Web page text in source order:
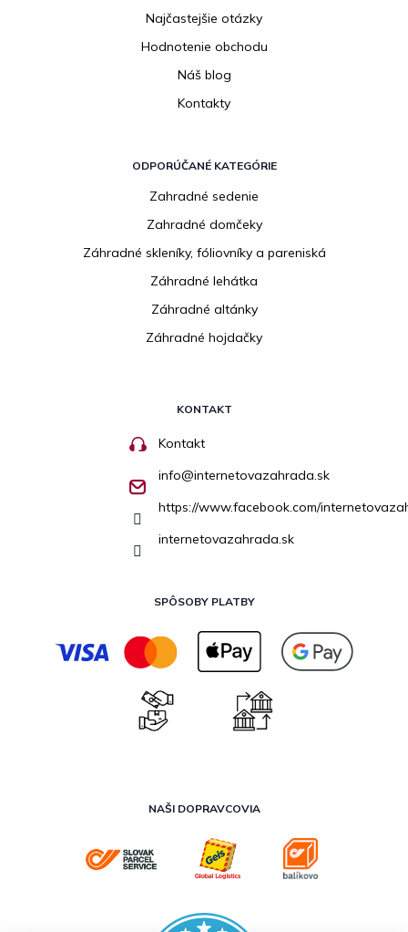
Najčastejšie otázky
Hodnotenie obchodu
Náš blog
Kontakty
ODPORÚČANÉ KATEGÓRIE
Zahradné sedenie
Zahradné domčeky
Záhradné skleníky, fóliovníky a pareniská
Záhradné lehátka
Záhradné altánky
Záhradné hojdačky
KONTAKT
Kontakt
info@internetovazahrada.sk
https://www.facebook.com/
internetovazahrada.sk
SPÔSOBY PLATBY
NAŠI DOPRAVCOVIA